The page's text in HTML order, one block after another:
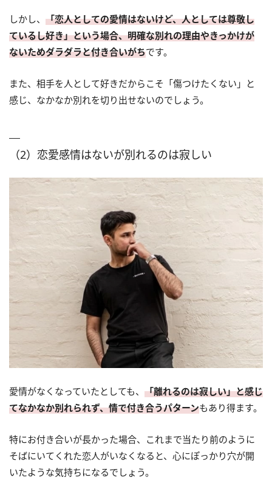
しかし、 「恋人としての愛情はないけど、人としては尊敬し
ているし好き」という場合、明確な別れの理由やきっかけが
ないためダラダラと付き合いがちです。
また、相手を人として好きだからこそ「傷つけたくない」と
感じ、なかなか別れを切り出せないのでしょう。
（2）恋愛感情はないが別れるのは寂しい
愛情がなくなっていたとしても、 「離れるのは寂しい」と感じ
てなかなか別れられず、情で付き合うパターンもあり得ます。
特にお付き合いが長かった場合、これまで当たり前のように
そばにいてくれた恋人がいなくなると、心にぽっかり穴が開
いたような気持ちになるでしょう。